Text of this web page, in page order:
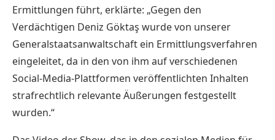
Ermittlungen führt, erklärte: „Gegen den
Verdächtigen Deniz Göktaş wurde von unserer
Generalstaatsanwaltschaft ein Ermittlungsverfahren
eingeleitet, da in den von ihm auf verschiedenen
Social-Media-Plattformen veröffentlichten Inhalten
strafrechtlich relevante Äußerungen festgestellt
wurden.“